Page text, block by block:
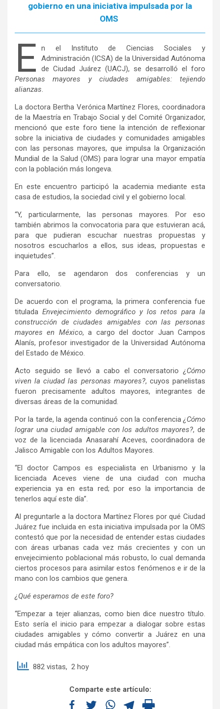
gobierno en una iniciativa impulsada por la
OMS
E
n el Instituto de Ciencias Sociales y
Administración (ICSA) de la Universidad Autónoma
de Ciudad Juárez (UACJ), se desarrolló el foro
Personas mayores y ciudades amigables: tejiendo
alianzas.
La doctora Bertha Verónica Martínez Flores, coordinadora
de la Maestría en Trabajo Social y del Comité Organizador,
mencionó que este foro tiene la intención de reflexionar
sobre la iniciativa de ciudades y comunidades amigables
con las personas mayores, que impulsa la Organización
Mundial de la Salud (OMS) para lograr una mayor empatía
con la población más longeva.
En este encuentro participó la academia mediante esta
casa de estudios, la sociedad civil y el gobierno local.
“Y, particularmente, las personas mayores. Por eso
también abrimos la convocatoria para que estuvieran acá,
para que pudieran escuchar nuestras propuestas y
nosotros escucharlos a ellos, sus ideas, propuestas e
inquietudes”.
Para ello, se agendaron dos conferencias y un
conversatorio.
De acuerdo con el programa, la primera conferencia fue
titulada Envejecimiento demográfico y los retos para la
construcción de ciudades amigables con las personas
mayores en México, a cargo del doctor Juan Campos
Alanís, profesor investigador de la Universidad Autónoma
del Estado de México.
Acto seguido se llevó a cabo el conversatorio¿Cómo
viven la ciudad las personas mayores?, cuyos panelistas
fueron precisamente adultos mayores, integrantes de
diversas áreas de la comunidad.
Por la tarde, la agenda continuó con la conferencia¿Cómo
lograr una ciudad amigable con los adultos mayores?, de
voz de la licenciada Anasarahí Aceves, coordinadora de
Jalisco Amigable con los Adultos Mayores.
“El doctor Campos es especialista en Urbanismo y la
licenciada Aceves viene de una ciudad con mucha
experiencia ya en esta red; por eso la importancia de
tenerlos aquí este día”.
Al preguntarle a la doctora Martínez Flores por qué Ciudad
Juárez fue incluida en esta iniciativa impulsada por la OMS
contestó que por la necesidad de entender estas ciudades
con áreas urbanas cada vez más crecientes y con un
envejecimiento poblacional más robusto, lo cual demanda
ciertos procesos para asimilar estos fenómenos e ir de la
mano con los cambios que genera.
¿Qué esperamos de este foro?
“Empezar a tejer alianzas, como bien dice nuestro título.
Esto sería el inicio para empezar a dialogar sobre estas
ciudades amigables y cómo convertir a Juárez en una
ciudad más empática con los adultos mayores”.
882 vistas, 2 hoy
Comparte este artículo: